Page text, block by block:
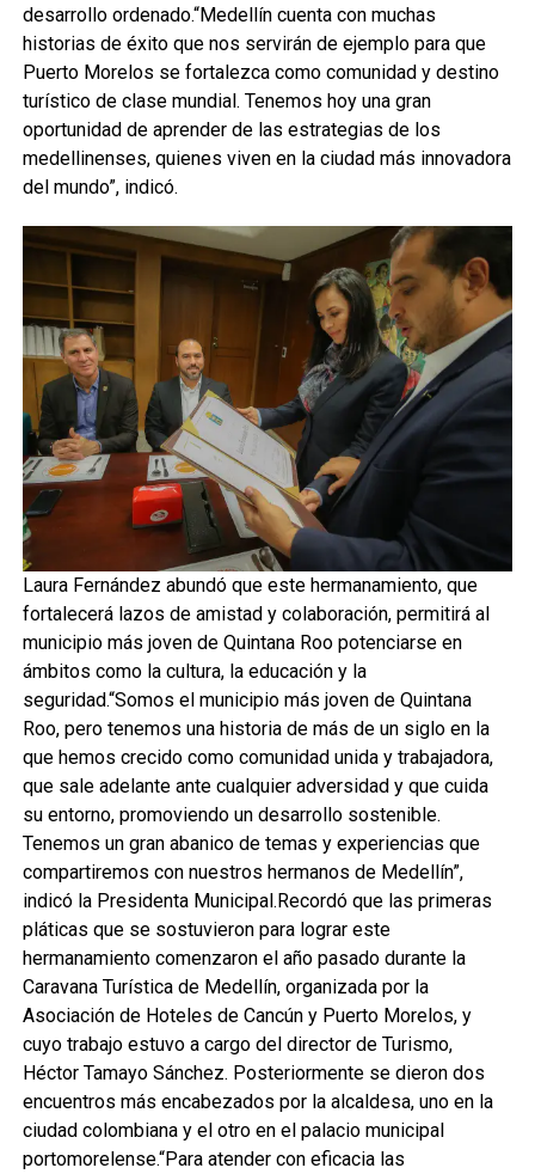
desarrollo ordenado.“Medellín cuenta con muchas
historias de éxito que nos servirán de ejemplo para que
Puerto Morelos se fortalezca como comunidad y destino
turístico de clase mundial. Tenemos hoy una gran
oportunidad de aprender de las estrategias de los
medellinenses, quienes viven en la ciudad más innovadora
del mundo”, indicó.
Laura Fernández abundó que este hermanamiento, que
fortalecerá lazos de amistad y colaboración, permitirá al
municipio más joven de Quintana Roo potenciarse en
ámbitos como la cultura, la educación y la
seguridad.“Somos el municipio más joven de Quintana
Roo, pero tenemos una historia de más de un siglo en la
que hemos crecido como comunidad unida y trabajadora,
que sale adelante ante cualquier adversidad y que cuida
su entorno, promoviendo un desarrollo sostenible.
Tenemos un gran abanico de temas y experiencias que
compartiremos con nuestros hermanos de Medellín”,
indicó la Presidenta Municipal.Recordó que las primeras
pláticas que se sostuvieron para lograr este
hermanamiento comenzaron el año pasado durante la
Caravana Turística de Medellín, organizada por la
Asociación de Hoteles de Cancún y Puerto Morelos, y
cuyo trabajo estuvo a cargo del director de Turismo,
Héctor Tamayo Sánchez. Posteriormente se dieron dos
encuentros más encabezados por la alcaldesa, uno en la
ciudad colombiana y el otro en el palacio municipal
portomorelense.“Para atender con eficacia las